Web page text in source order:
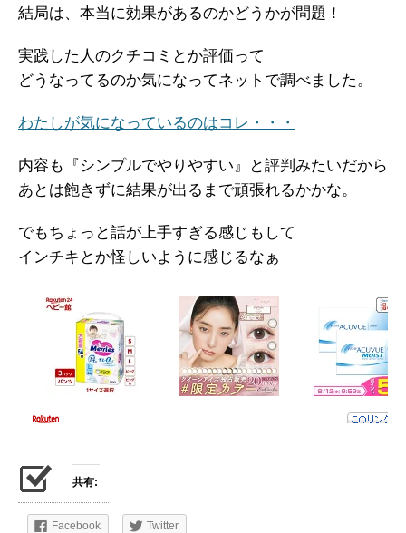
結局は、本当に効果があるのかどうかが問題！
実践した人のクチコミとか評価って
どうなってるのか気になってネットで調べました。
わたしが気になっているのはコレ・・・
内容も『シンプルでやりやすい』と評判みたいだから
あとは飽きずに結果が出るまで頑張れるかかな。
でもちょっと話が上手すぎる感じもして
インチキとか怪しいように感じるなぁ
共有:
Facebook Twitter